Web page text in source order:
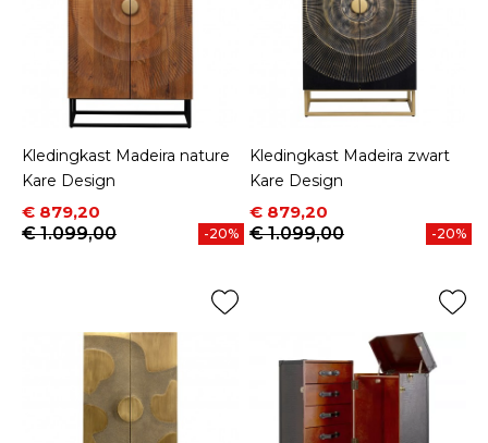
Kledingkast Madeira nature
Kare Design
Prijs
€ 879,20
Normale prijs
€ 1.099,00
-20%
Kledingkast Madeira zwart
Kare Design
Prijs
€ 879,20
Normale prijs
€ 1.099,00
-20%